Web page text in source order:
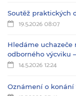
Soutěž praktických
19.5.2026 08:07
Hledáme uchazeče
odborného výcviku
14.5.2026 12:24
Oznámení o konání